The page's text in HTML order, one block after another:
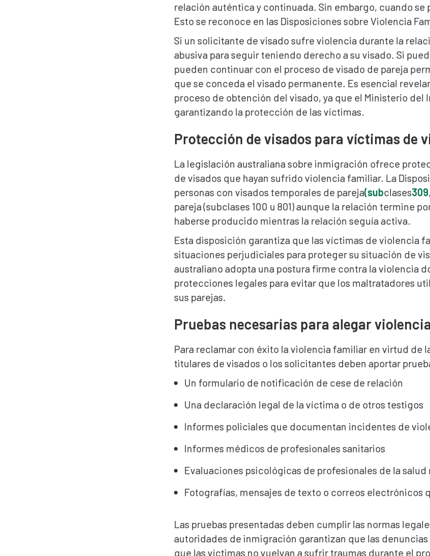
relación auténtica y continuada. Sin embargo, cuando
Esto se reconoce en las Disposiciones sobre Violencia
Si un solicitante de visado sufre violencia durante la
abusiva para seguir teniendo derecho a su visado. Si
pueden continuar con el proceso de visado de pareja
que se conceda el visado permanente. Es esencial
proceso de obtención del visado, ya que el Ministerio del
garantizando la protección de las víctimas.
Protección de visados para víctimas de
La legislación australiana sobre inmigración ofrece
de visados que hayan sufrido violencia familiar. La
personas con visados temporales de pareja(subclases309,
pareja (subclases 100 u 801) aunque la relación termine
haberse producido mientras la relación seguía activa.
Esta disposición garantiza que las víctimas de violencia
situaciones perjudiciales para proteger su situación de
australiano adopta una postura firme contra la violencia
protecciones legales para evitar que los maltratadores
sus parejas.
Pruebas necesarias para alegar
Para reclamar con éxito la violencia familiar en virtud de
titulares de visados o los solicitantes deben aportar
Un formulario de notificación de cese de relación
Una declaración legal de la víctima o de otros testigos
Informes policiales que documentan incidentes de
Informes médicos de profesionales sanitarios
Evaluaciones psicológicas de profesionales de la salud
Fotografías, mensajes de texto o correos
Las pruebas presentadas deben cumplir las normas
autoridades de inmigración garantizan que las
que las víctimas no vuelvan a sufrir traumas durante el